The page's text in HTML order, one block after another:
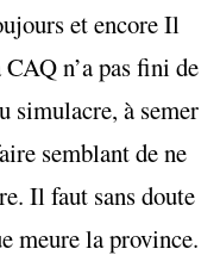
et encore Il
n’a pas fini de
simulacre, à semer
semblant de ne
Il faut sans doute
meure la province.